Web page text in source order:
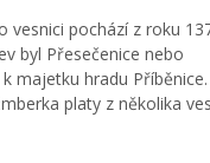
vesnici pochází z roku
byl Přesečenice nebo
majetku hradu
platy z několika